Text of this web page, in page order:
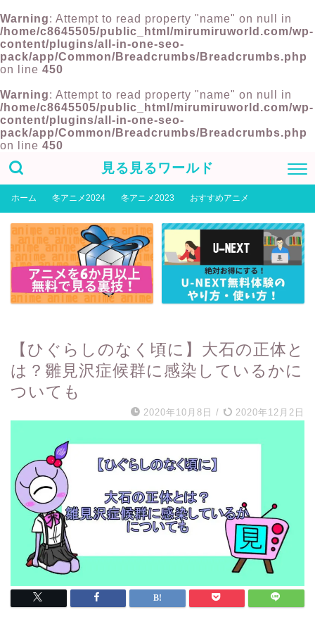
Warning: Attempt to read property "name" on null in
/home/c8645505/public_html/mirumiruworld.com/wp-
content/plugins/all-in-one-seo-
pack/app/Common/Breadcrumbs/Breadcrumbs.php
on line 450
Warning: Attempt to read property "name" on null in
/home/c8645505/public_html/mirumiruworld.com/wp-
content/plugins/all-in-one-seo-
pack/app/Common/Breadcrumbs/Breadcrumbs.php
on line 450
見る見るワールド
ホーム 冬アニメ2024 冬アニメ2023 おすすめアニメ
【ひぐらしのなく頃に】大石の正体と
は？雛見沢症候群に感染しているかに
ついても
2020年10月8日 / 2020年12月2日